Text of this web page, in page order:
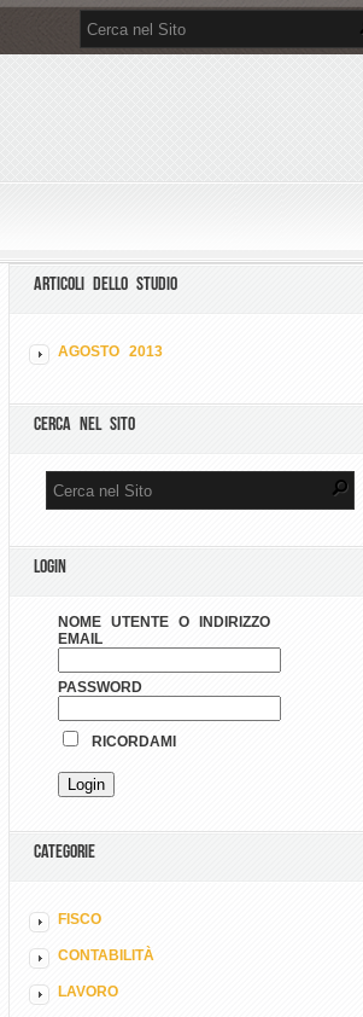
ARTICOLI DELLO STUDIO
AGOSTO 2013
CERCA NEL SITO
LOGIN
NOME UTENTE O INDIRIZZO
EMAIL
PASSWORD
RICORDAMI
CATEGORIE
FISCO
CONTABILITÀ
LAVORO